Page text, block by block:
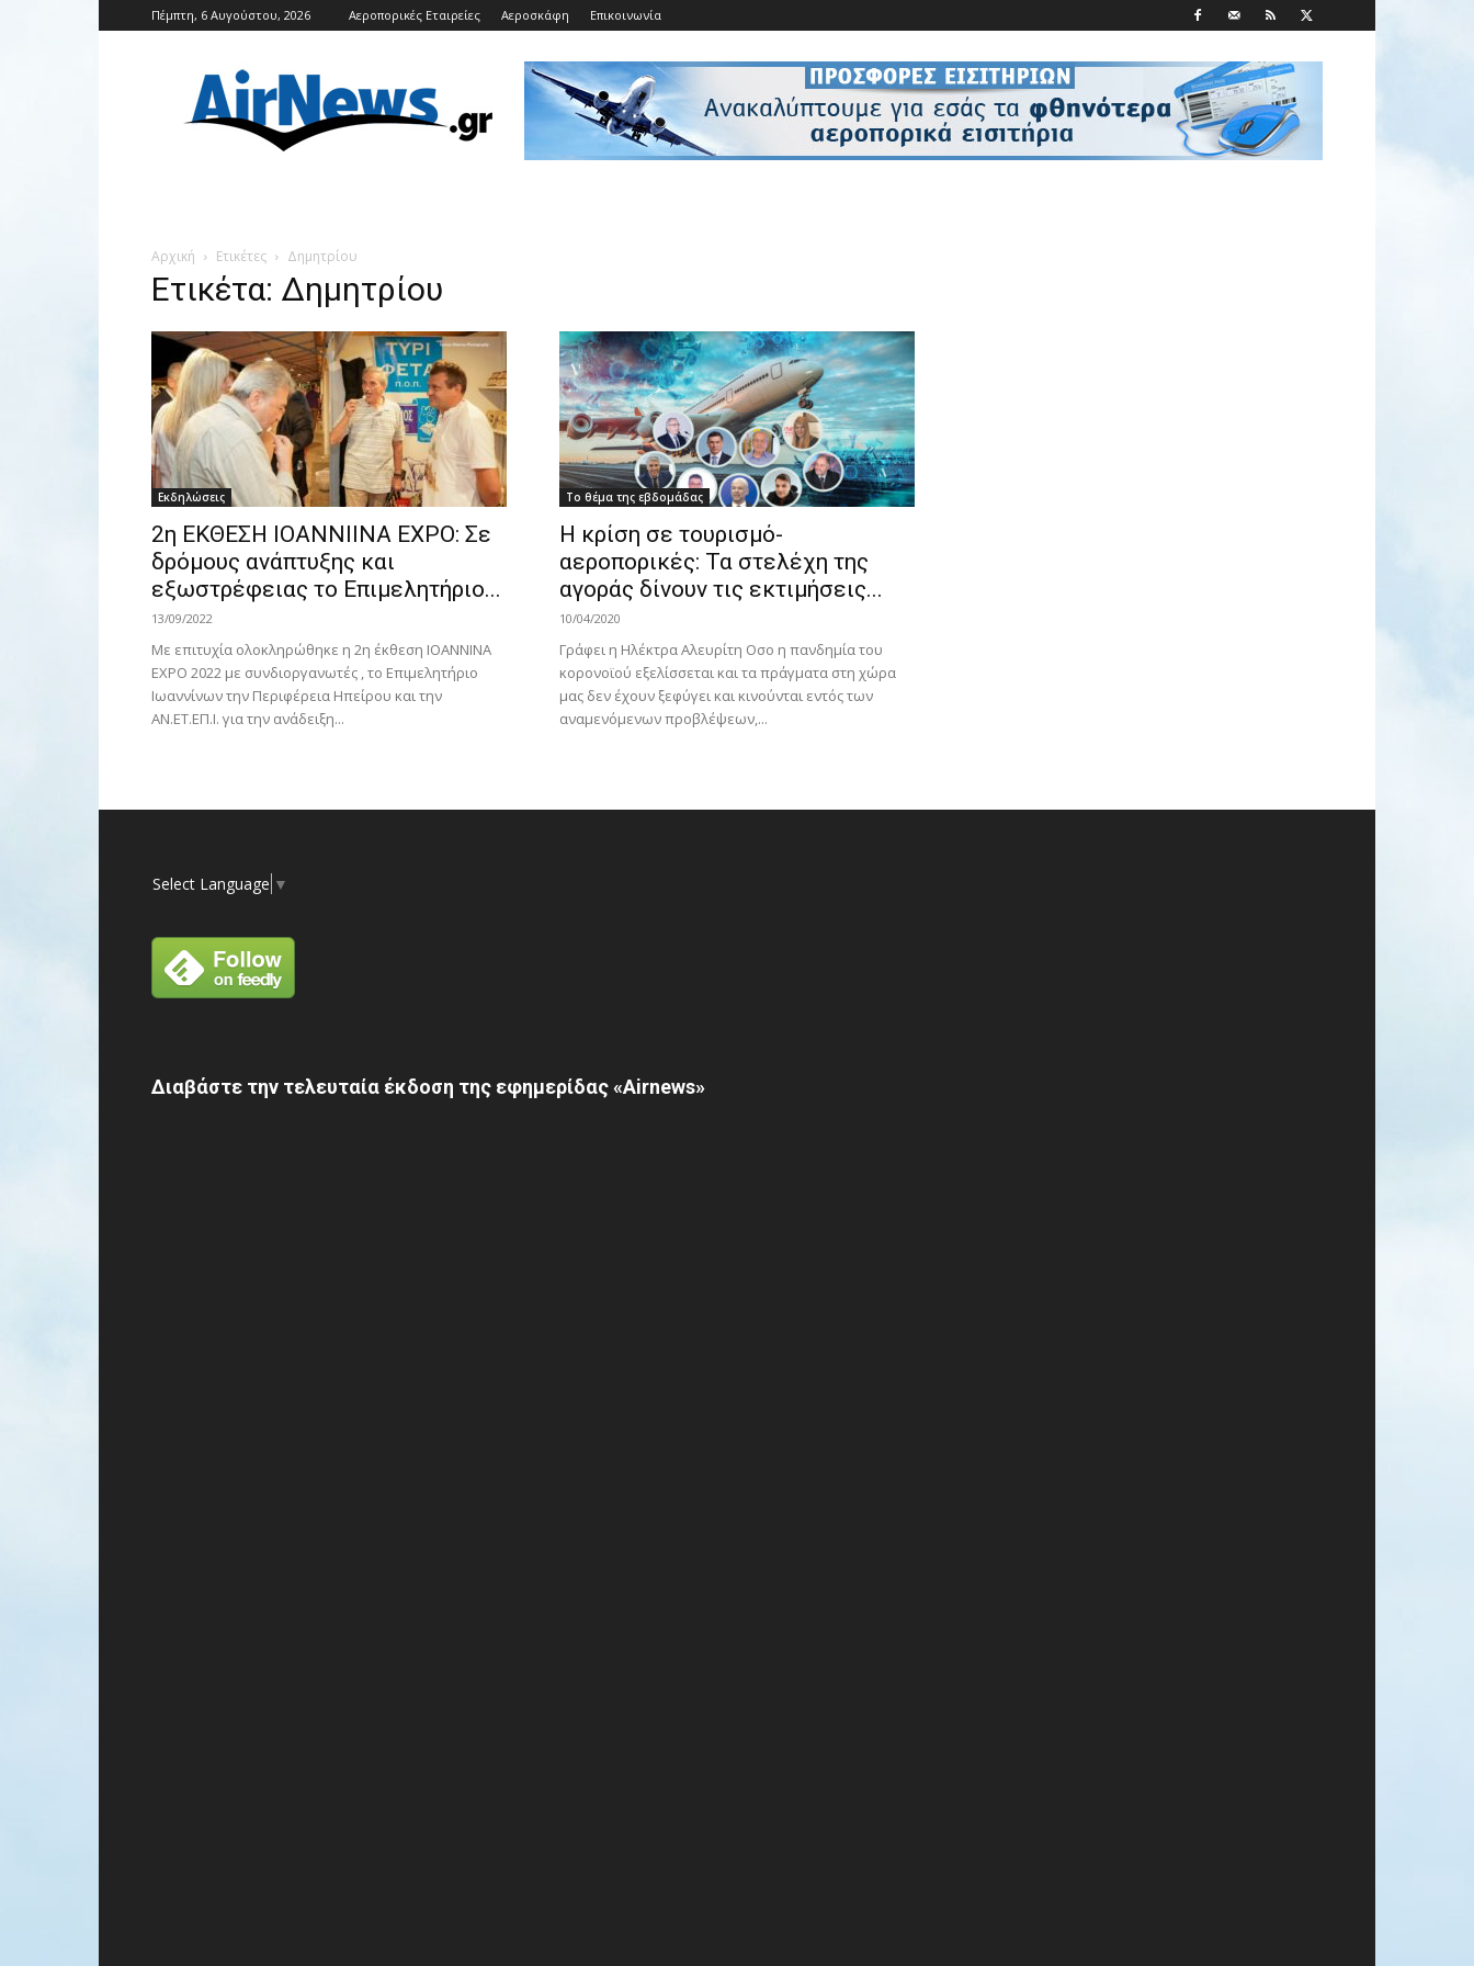
Πέμπτη, 6 Αυγούστου, 2026 Αεροπορικές Εταιρείες Αεροσκάφη Επικοινωνία
Αρχική Ετικέτες Δημητρίου
Ετικέτα: Δημητρίου
Εκδηλώσεις
2η ΕΚΘΕΣΗ IOANNIΙΝΑ EXPO: Σε
δρόμους ανάπτυξης και
εξωστρέφειας το Επιμελητήριο...
13/09/2022
Με επιτυχία ολοκληρώθηκε η 2η έκθεση ΙΟΑΝΝΙΝΑ
EXPO 2022 με συνδιοργανωτές , το Επιμελητήριο
Ιωαννίνων την Περιφέρεια Ηπείρου και την
ΑΝ.ΕΤ.ΕΠ.Ι. για την ανάδειξη...
Το θέμα της εβδομάδας
Η κρίση σε τουρισμό-
αεροπορικές: Τα στελέχη της
αγοράς δίνουν τις εκτιμήσεις...
10/04/2020
Γράφει η Ηλέκτρα Αλευρίτη Oσο η πανδημία του
κορονοϊού εξελίσσεται και τα πράγματα στη χώρα
μας δεν έχουν ξεφύγει και κινούνται εντός των
αναμενόμενων προβλέψεων,...
Select Language ▼
Διαβάστε την τελευταία έκδοση της εφημερίδας «Airnews»